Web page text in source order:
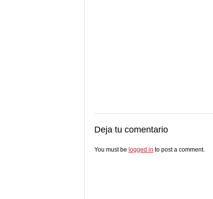
Deja tu comentario
You must be logged in to post a comment.